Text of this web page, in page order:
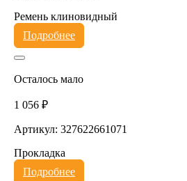
Ремень клиновидный
Подробнее
Осталось мало
1 056 ₽
Артикул: 327622661071
Прокладка
Подробнее